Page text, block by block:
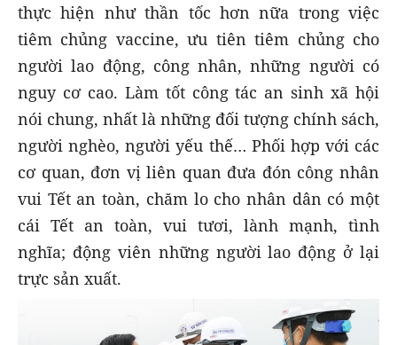
thực hiện như thần tốc hơn nữa trong việc
tiêm chủng vaccine, ưu tiên tiêm chủng cho
người lao động, công nhân, những người có
nguy cơ cao. Làm tốt công tác an sinh xã hội
nói chung, nhất là những đối tượng chính sách,
người nghèo, người yếu thế… Phối hợp với các
cơ quan, đơn vị liên quan đưa đón công nhân
vui Tết an toàn, chăm lo cho nhân dân có một
cái Tết an toàn, vui tươi, lành mạnh, tình
nghĩa; động viên những người lao động ở lại
trực sản xuất.